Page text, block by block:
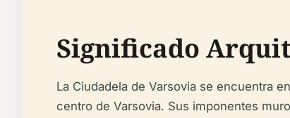
Significado
La Ciudadela de Varsovia se encuentra
centro de Varsovia. Sus imponentes